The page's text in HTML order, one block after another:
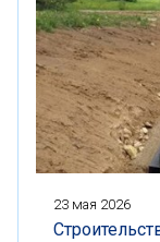
23 мая 2026